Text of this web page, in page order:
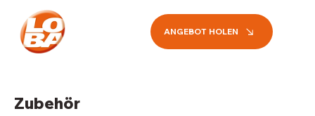
ANGEBOT HOLEN
Zubehör